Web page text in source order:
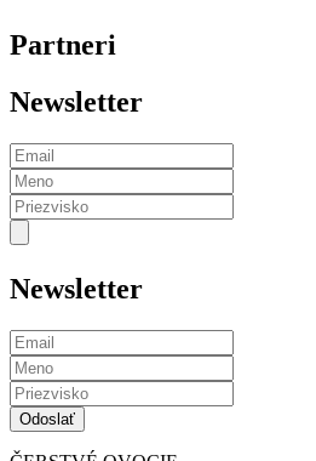
Partneri
Newsletter
Newsletter